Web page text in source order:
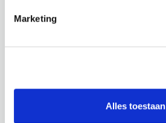
Marketing
Alles toestaan
PROJECTEN